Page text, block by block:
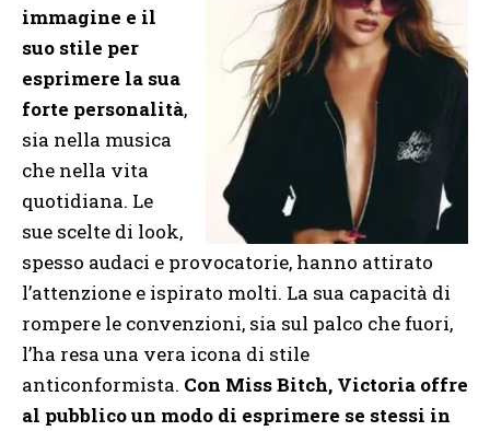
immagine e il
suo stile per
esprimere la sua
forte personalità,
sia nella musica
che nella vita
quotidiana. Le
sue scelte di look,
spesso audaci e provocatorie, hanno attirato
l’attenzione e ispirato molti. La sua capacità di
rompere le convenzioni, sia sul palco che fuori,
l’ha resa una vera icona di stile
anticonformista. Con Miss Bitch, Victoria offre
al pubblico un modo di esprimere se stessi in